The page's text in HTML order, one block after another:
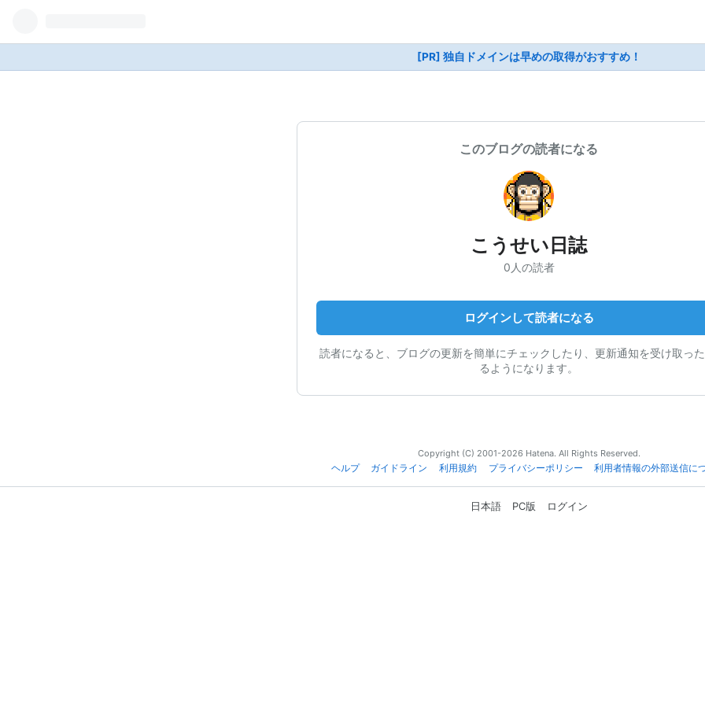
[PR] 独自ドメインは早めの取得がおすすめ！
このブログの読者になる
こうせい日誌
0人の読者
ログインして読者になる
読者になると、ブログの更新を簡単にチェックしたり、更新通知を受け取っ
るようになります。
Copyright (C) 2001-2026 Hatena. All Rights Reserved.
ヘルプ
ガイドライン 利用規約 プライバシーポリシー 利用者情報の外部送信に
日本語 PC版 ログイン